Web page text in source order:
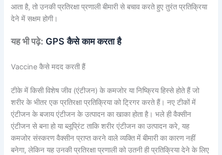
आता है, तो उनकी प्रतिरक्षा प्रणाली बीमारी से बचाव करते हुए तुरंत प्रतिक्रिया
देने में सक्षम होगी।
यह भी पढ़े: GPS कैसे काम करता है
Vaccine कैसे मदद करती हैं
टीके में किसी विशेष जीव (एंटीजन) के कमजोर या निष्क्रिय हिस्से होते हैं जो
शरीर के भीतर एक प्रतिरक्षा प्रतिक्रिया को ट्रिगर करते हैं। नए टीकों में
एंटीजन के बजाय एंटीजन के उत्पादन का खाका होता है। भले ही वैक्सीन
एंटीजन से बना हो या ब्लूप्रिंट ताकि शरीर एंटीजन का उत्पादन करे, यह
कमजोर संस्करण वैक्सीन प्राप्त करने वाले व्यक्ति में बीमारी का कारण नहीं
बनेगा, लेकिन यह उनकी प्रतिरक्षा प्रणाली को उतनी ही प्रतिक्रिया देने के लिए